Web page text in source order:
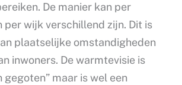
De manier kan per
per wijk verschillend zijn. Dit is
plaatselijke omstandigheden
inwoners. De warmtevisie is
gegoten” maar is wel een